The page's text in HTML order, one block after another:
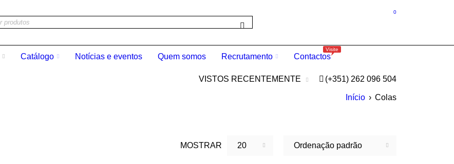
0
Catálogo Notícias e eventos Quem somos Recrutamento Contactos
Visite
(+351) 262 096 504
VISTOS RECENTEMENTE
Início › Colas
Ordenação padrão
MOSTRAR 20